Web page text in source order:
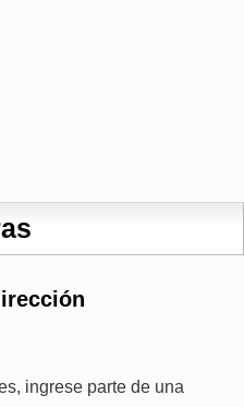
ingrese parte de una